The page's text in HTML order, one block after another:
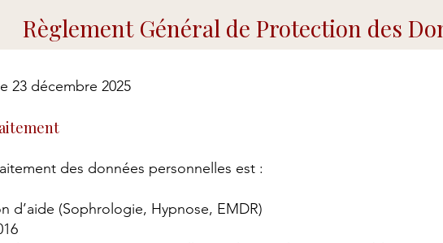
Règlement Général de Protection des
23 décembre 2025
des données personnelles est :
d’aide (Sophrologie, Hypnose, EMDR)